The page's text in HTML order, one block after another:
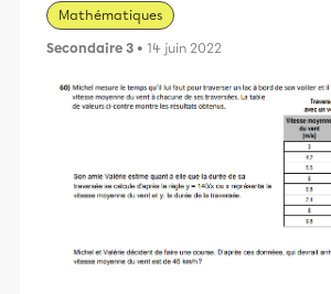
Mathématiques
Secondaire 3 • 14 juin 2022